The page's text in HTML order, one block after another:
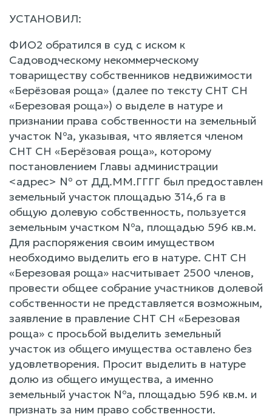
УСТАНОВИЛ:
ФИО2 обратился в суд с иском к
Садоводческому некоммерческому
товариществу собственников недвижимости
«Берёзовая роща» (далее по тексту СНТ СН
«Березовая роща») о выделе в натуре и
признании права собственности на земельный
участок №а, указывая, что является членом
СНТ СН «Берёзовая роща», которому
постановлением Главы администрации
<адрес> № от ДД.ММ.ГГГГ был предоставлен
земельный участок площадью 314,6 га в
общую долевую собственность, пользуется
земельным участком №а, площадью 596 кв.м.
Для распоряжения своим имуществом
необходимо выделить его в натуре. СНТ СН
«Березовая роща» насчитывает 2500 членов,
провести общее собрание участников долевой
собственности не представляется возможным,
заявление в правление СНТ СН «Березовая
роща» с просьбой выделить земельный
участок из общего имущества оставлено без
удовлетворения. Просит выделить в натуре
долю из общего имущества, а именно
земельный участок №а, площадью 596 кв.м. и
признать за ним право собственности.